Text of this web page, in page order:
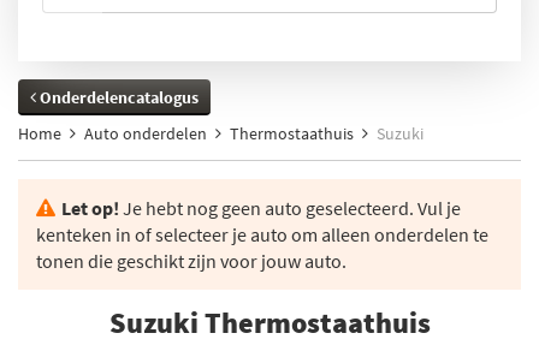
Onderdelencatalogus
Home
Auto onderdelen Thermostaathuis Suzuki
Let op! Je hebt nog geen auto geselecteerd. Vul je
kenteken in of selecteer je auto om alleen onderdelen te
tonen die geschikt zijn voor jouw auto.
Suzuki Thermostaathuis